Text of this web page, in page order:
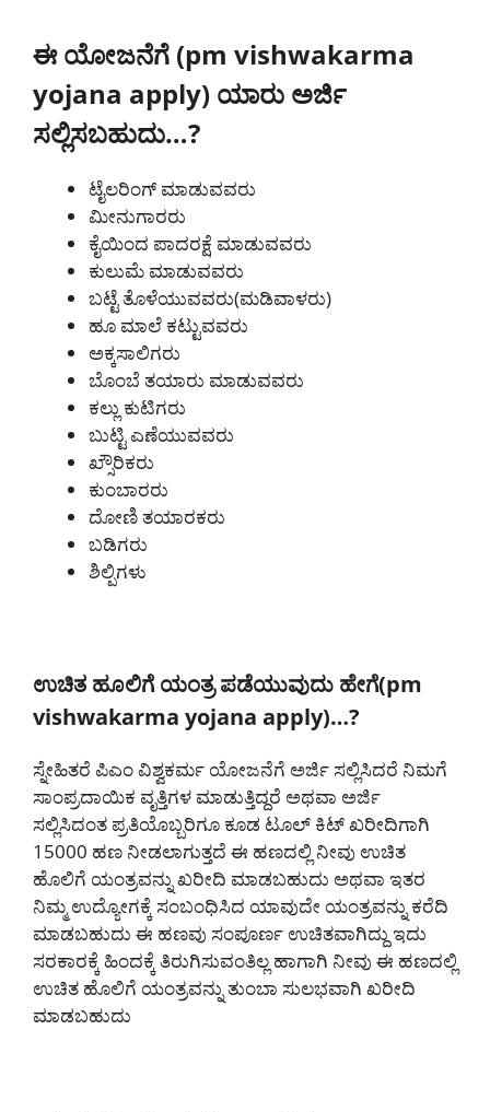
ಈ ಯೋಜನೆಗೆ (pm vishwakarma
yojana apply) ಯಾರು ಅರ್ಜಿ
ಸಲ್ಲಿಸಬಹುದು…?
ಟೈಲರಿಂಗ್ ಮಾಡುವವರು
ಮೀನುಗಾರರು
ಕೈಯಿಂದ ಪಾದರಕ್ಷೆ ಮಾಡುವವರು
ಕುಲುಮೆ ಮಾಡುವವರು
ಬಟ್ಟೆ ತೊಳೆಯುವವರು(ಮಡಿವಾಳರು)
ಹೂ ಮಾಲೆ ಕಟ್ಟುವವರು
ಅಕ್ಕಸಾಲಿಗರು
ಬೊಂಬೆ ತಯಾರು ಮಾಡುವವರು
ಕಲ್ಲು ಕುಟಿಗರು
ಬುಟ್ಟಿ ಎಣೆಯುವವರು
ಖ್ಸೌರಿಕರು
ಕುಂಬಾರರು
ದೋಣಿ ತಯಾರಕರು
ಬಡಿಗರು
ಶಿಲ್ಪಿಗಳು
ಉಚಿತ ಹೂಲಿಗೆ ಯಂತ್ರ ಪಡೆಯುವುದು ಹೇಗೆ(pm
vishwakarma yojana apply)…?
ಸ್ನೇಹಿತರೆ ಪಿಎಂ ವಿಶ್ವಕರ್ಮ ಯೋಜನೆಗೆ ಅರ್ಜಿ ಸಲ್ಲಿಸಿದರೆ ನಿಮಗೆ
ಸಾಂಪ್ರದಾಯಿಕ ವೃತ್ತಿಗಳ ಮಾಡುತ್ತಿದ್ದರೆ ಅಥವಾ ಅರ್ಜಿ
ಸಲ್ಲಿಸಿದಂತ ಪ್ರತಿಯೊಬ್ಬರಿಗೂ ಕೂಡ ಟೂಲ್ ಕಿಟ್ ಖರೀದಿಗಾಗಿ
15000 ಹಣ ನೀಡಲಾಗುತ್ತದೆ ಈ ಹಣದಲ್ಲಿ ನೀವು ಉಚಿತ
ಹೊಲಿಗೆ ಯಂತ್ರವನ್ನು ಖರೀದಿ ಮಾಡಬಹುದು ಅಥವಾ ಇತರ
ನಿಮ್ಮ ಉದ್ಯೋಗಕ್ಕೆ ಸಂಬಂಧಿಸಿದ ಯಾವುದೇ ಯಂತ್ರವನ್ನು ಕರೆದಿ
ಮಾಡಬಹುದು ಈ ಹಣವು ಸಂಪೂರ್ಣ ಉಚಿತವಾಗಿದ್ದು ಇದು
ಸರಕಾರಕ್ಕೆ ಹಿಂದಕ್ಕೆ ತಿರುಗಿಸುವಂತಿಲ್ಲ ಹಾಗಾಗಿ ನೀವು ಈ ಹಣದಲ್ಲಿ
ಉಚಿತ ಹೊಲಿಗೆ ಯಂತ್ರವನ್ನು ತುಂಬಾ ಸುಲಭವಾಗಿ ಖರೀದಿ
ಮಾಡಬಹುದು